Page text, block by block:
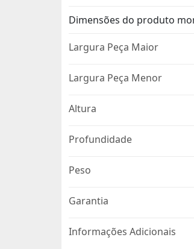
Dimensões do produto
Largura Peça Maior
Largura Peça Menor
Altura
Profundidade
Peso
Garantia
Informações Adicionais